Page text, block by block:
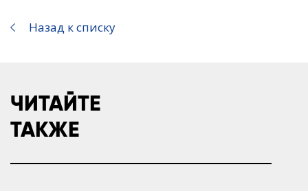
Назад к списку
ЧИТАЙТЕ
ТАКЖЕ